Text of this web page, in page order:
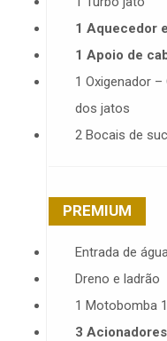
1 Aquecedor
1 Apoio de
1 Oxigenador
dos jatos
2 Bocais de
PREMIUM
Entrada de água
Dreno e ladrão
1 Motobomba
3